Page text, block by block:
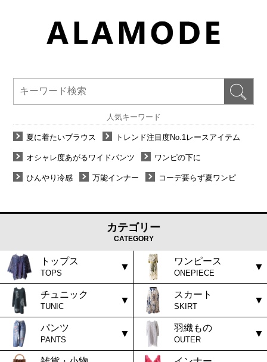
人気キーワード
夏に着たいブラウス トレンド注目度No.1レースアイテム
オシャレ度あがるワイドパンツ ワンピの下に
ひんやり冷感 万能インナー コーデ要らず夏ワンピ
カテゴリー
CATEGORY
トップス
TOPS
ワンピース
ONEPIECE
チュニック
TUNIC
スカート
SKIRT
パンツ
PANTS
羽織もの
OUTER